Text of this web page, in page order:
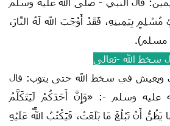
بِيَمِينِهِ، فَقَدْ أَوْجَبَ الله لَهُ النَّارَ،
مسلم).
سخط الله -تعالى
في سخط الله حتى يتوب: قال
عليه وسلم -: «وَإِنَّ أَحَدَكُمْ لَيَتَكَلَّمُ
يَظُنُّ أَنْ تَبْلُغَ مَا بَلَغَتْ، فَيَكْتُبُ اللَّهُ عَلَيْهِ